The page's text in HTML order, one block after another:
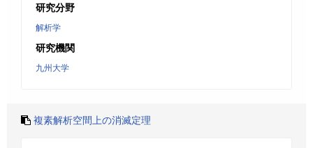
研究分野
解析学
研究機関
九州大学
複素解析空間上の消滅定理